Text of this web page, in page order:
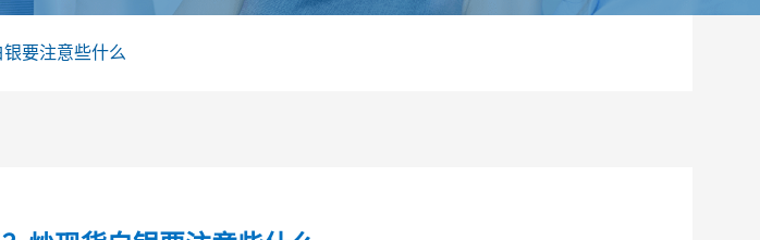
要注意些什么